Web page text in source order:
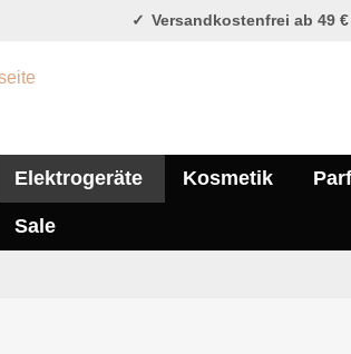
Versandkostenfrei ab 49
Elektrogeräte Kosmetik
Sale